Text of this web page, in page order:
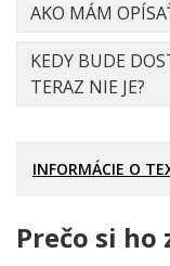
AKO MÁM
KEDY BUDE
TERAZ NIE JE?
INFORMÁCIE O
Prečo si